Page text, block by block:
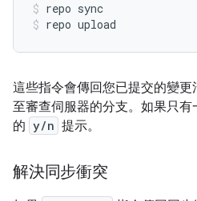
repo sync
repo upload
這些指令會傳回您已提交的變
至審查伺服器的分支。如果只
的 y/n 提示。
解決同步衝突